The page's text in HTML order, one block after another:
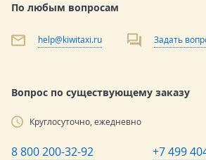
По любым вопросам
help@kiwitaxi.ru Задать
Вопрос по существующему заказу
Круглосуточно, ежедневно
8 800 200-32-92 +7 499